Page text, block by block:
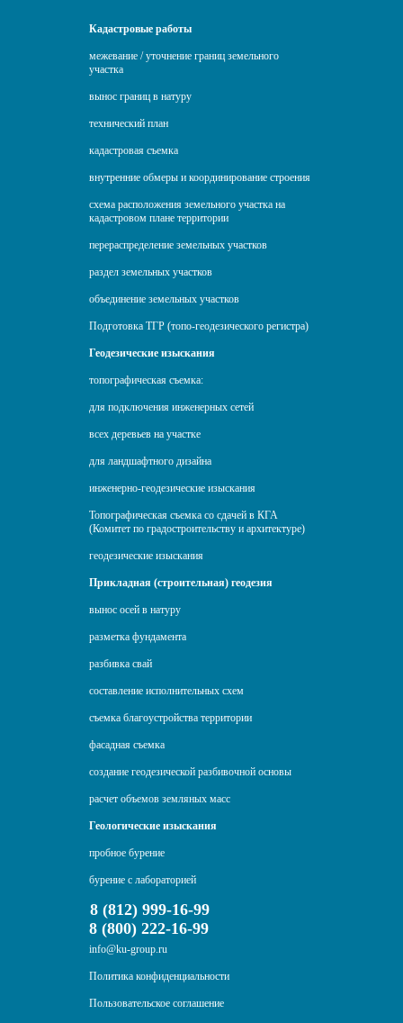
Кадастровые работы
межевание / уточнение границ земельного
участка
вынос границ в натуру
технический план
кадастровая съемка
внутренние обмеры и координирование строения
схема расположения земельного участка на
кадастровом плане территории
перераспределение земельных участков
раздел земельных участков
объединение земельных участков
Подготовка ТГР (топо-геодезического регистра)
Геодезические изыскания
топографическая съемка:
для подключения инженерных сетей
всех деревьев на участке
для ландшафтного дизайна
инженерно-геодезические изыскания
Топографическая съемка со сдачей в КГА
(Комитет по градостроительству и архитектуре)
геодезические изыскания
Прикладная (строительная) геодезия
вынос осей в натуру
разметка фундамента
разбивка свай
составление исполнительных схем
съемка благоустройства территории
фасадная съемка
создание геодезической разбивочной основы
расчет объемов земляных масс
Геологические изыскания
пробное бурение
бурение с лабораторией
8 (812) 999-16-99
8 (800) 222-16-99
info@ku-group.ru
Политика конфиденциальности
Пользовательское соглашение